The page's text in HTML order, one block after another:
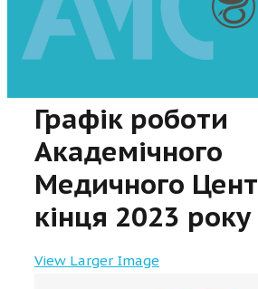
Графік роботи
Академічного
Медичного
кінця 2023 року
View Larger Image